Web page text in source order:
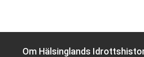
Om Hälsinglands